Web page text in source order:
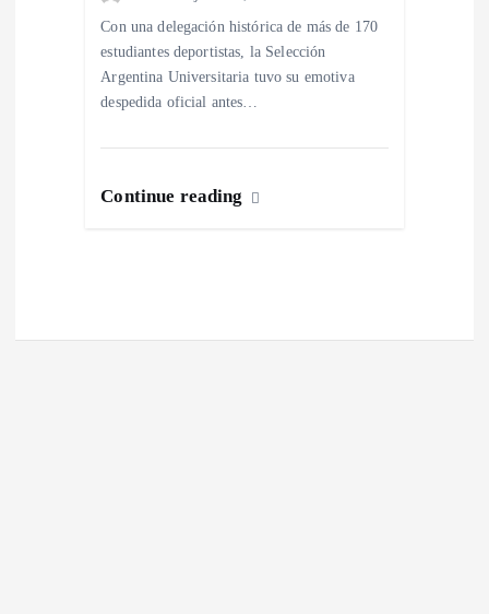
Con una delegación histórica de más de 170
estudiantes deportistas, la Selección
Argentina Universitaria tuvo su emotiva
despedida oficial antes…
Continue reading